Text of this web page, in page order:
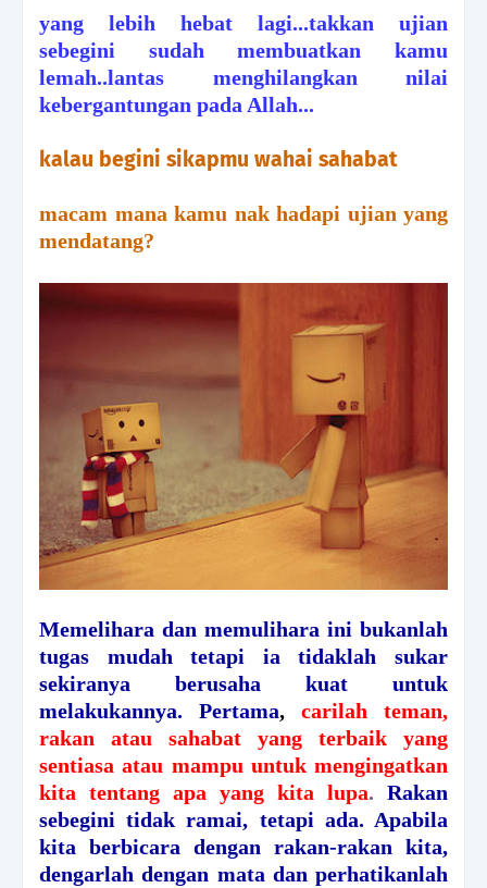
yang lebih hebat lagi...takkan ujian
sebegini sudah membuatkan kamu
lemah..lantas menghilangkan nilai
kebergantungan pada Allah...
kalau begini sikapmu wahai sahabat
macam mana kamu nak hadapi ujian yang
mendatang?
Memelihara dan memulihara ini bukanlah
tugas mudah tetapi ia tidaklah sukar
sekiranya berusaha kuat untuk
melakukannya. Pertama, carilah teman,
rakan atau sahabat yang terbaik yang
sentiasa atau mampu untuk mengingatkan
kita tentang apa yang kita lupa. Rakan
sebegini tidak ramai, tetapi ada. Apabila
kita berbicara dengan rakan-rakan kita,
dengarlah dengan mata dan perhatikanlah